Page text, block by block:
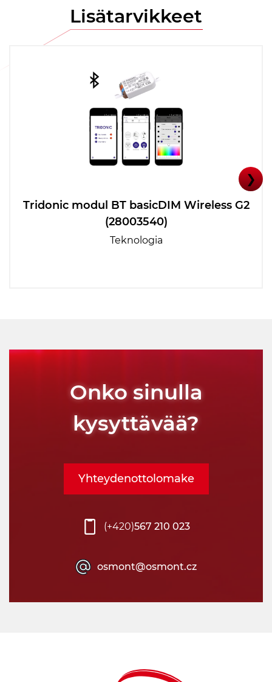
Lisätarvikkeet
Tridonic modul BT basicDIM Wireless G2
(28003540)
Teknologia
❯
Onko sinulla
kysyttävää?
(+420)567 210 023
osmont@osmont.cz
Yhteydenottolomake